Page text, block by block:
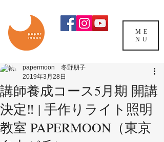
ME
NU
講師養成コース5月期 開講
決定‼️ | 手作りライト照明
教室 PAPERMOON（東京
papermoon 冬野朋子
2019年3月28日